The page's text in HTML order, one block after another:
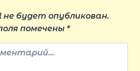
будет опубликован.
помечены *